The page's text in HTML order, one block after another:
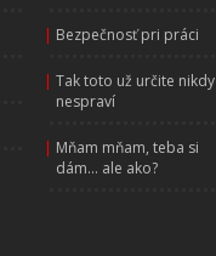
| Bezpečnosť pri práci
| Tak toto už určite nikdy
nespraví
| Mňam mňam, teba si
dám... ale ako?